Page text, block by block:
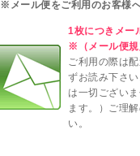
※メール便をご利用のお客様
1枚につきメー
※（メール便規
ご利用の際は
ずお読み下さ
は一切ござい
ます。）ご理
い。